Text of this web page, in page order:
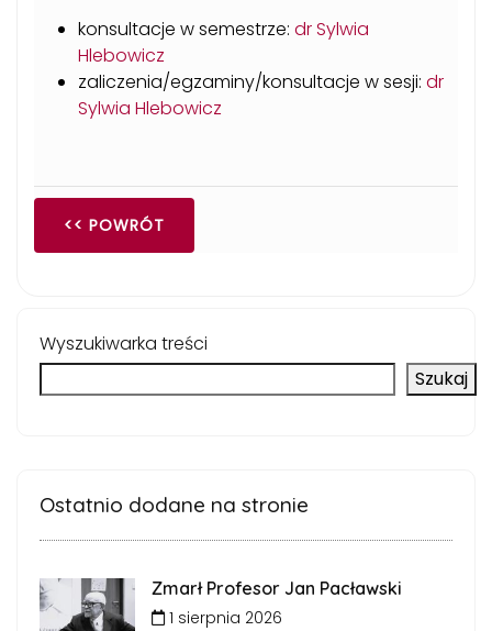
konsultacje w semestrze: dr Sylwia
Hlebowicz
zaliczenia/egzaminy/konsultacje w sesji: dr
Sylwia Hlebowicz
<< POWRÓT
Wyszukiwarka treści
Szukaj
Ostatnio dodane na stronie
Zmarł Profesor Jan Pacławski
1 sierpnia 2026